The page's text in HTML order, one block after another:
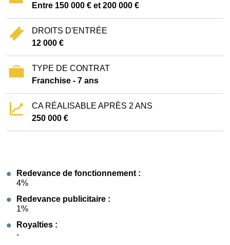
Entre 150 000 € et 200 000 €
DROITS D'ENTRÉE
12 000 €
TYPE DE CONTRAT
Franchise - 7 ans
CA RÉALISABLE APRÈS 2 ANS
250 000 €
Redevance de fonctionnement :
4%
Redevance publicitaire :
1%
Royalties :
-